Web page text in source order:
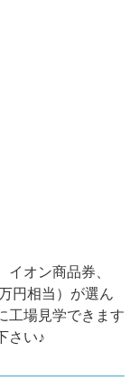
オン商品券、
円相当）が選ん
工場見学できます
さい♪